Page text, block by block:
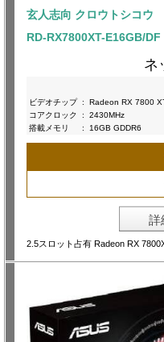
玄人志向 クロウトシコウ
RD-RX7800XT-E16GB/DF
ネ
ビデオチップ :
Radeon RX 7800
コアクロック
:
2430MHz
搭載メモリ
: 16GB GDDR6
詳
2.5スロット占有 Radeon RX